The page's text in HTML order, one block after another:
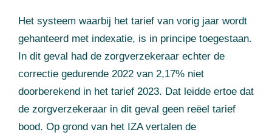
Het systeem waarbij het tarief van vorig jaar wordt
gehanteerd met indexatie, is in principe toegestaan.
In dit geval had de zorgverzekeraar echter de
correctie gedurende 2022 van 2,17% niet
doorberekend in het tarief 2023. Dat leidde ertoe dat
de zorgverzekeraar in dit geval geen reëel tarief
bood. Op grond van het IZA vertalen de